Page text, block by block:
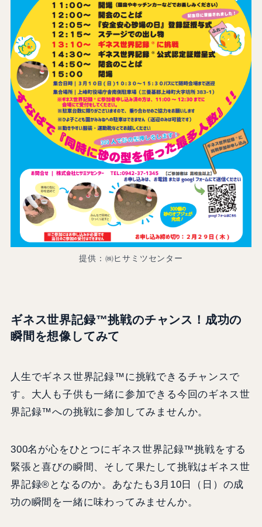
提供：㈱ヒサミツセンター
ギネス世界記録™挑戦のチャンス！成功の
瞬間を想像してみて
人生でギネス世界記録™に挑戦できるチャンスで
す。大人も子供も一緒に参加できる今回のギネス世
界記録™への挑戦に参加してみませんか。
300名が心をひとつにギネス世界記録™挑戦をする
緊張と喜びの瞬間、そして果たして挑戦はギネス世
界記録®となるのか。あなたも3月10日（日）の成
功の瞬間を一緒に味わってみませんか。